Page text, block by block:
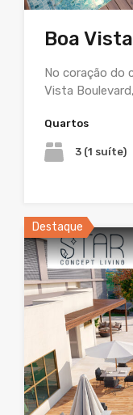
Boa
No coração do
Vista
Quartos
3 (1 suíte)
Destaque